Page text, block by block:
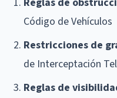
Código de Vehículos
Restricciones de
de Interceptación
Reglas de